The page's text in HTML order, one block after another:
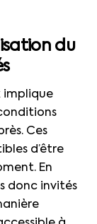
du
implique
Ces
d’être
En
donc invités